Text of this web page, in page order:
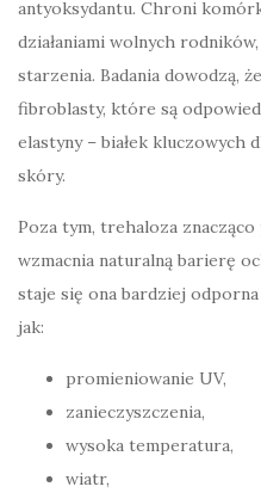
antyoksydantu. Chroni
działaniami wolnych
starzenia. Badania dowodzą,
fibroblasty, które są
elastyny – białek kluczowych
skóry.
Poza tym, trehaloza
wzmacnia naturalną barierę
staje się ona bardziej
jak:
promieniowanie UV,
zanieczyszczenia,
wysoka temperatura,
wiatr,